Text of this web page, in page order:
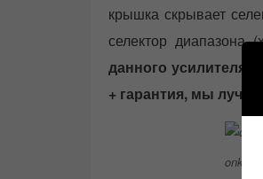
крышка скрывает
селектор
данного усилителя
+ гарантия, мы
onkyo-